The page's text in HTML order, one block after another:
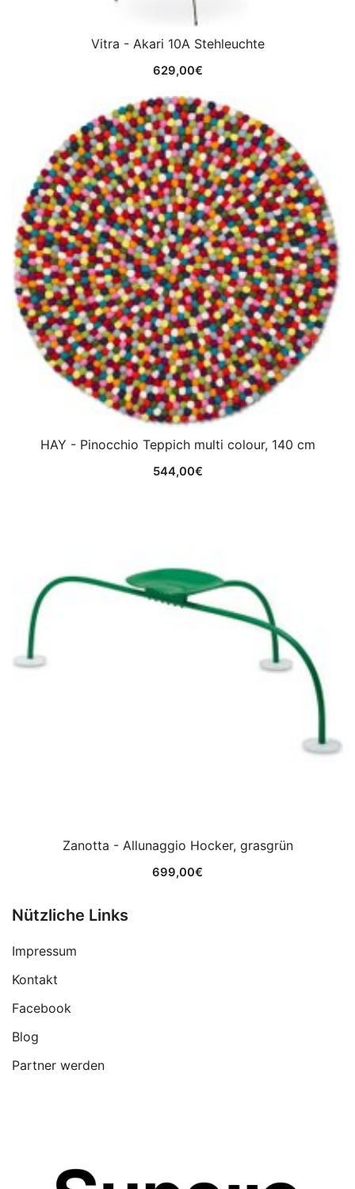
Vitra - Akari 10A Stehleuchte
629,00€
HAY - Pinocchio Teppich multi colour, 140 cm
544,00€
Zanotta - Allunaggio Hocker, grasgrün
699,00€
Nützliche Links
Impressum
Kontakt
Facebook
Blog
Partner werden